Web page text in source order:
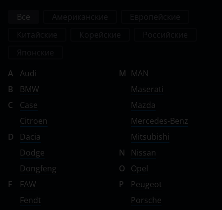
Все
A
Audi
B
BMW
C
Case
Citroen
D
Dacia
Dodge
Dongfeng
F
FAW
Fendt
M MAN
Maserati
Mazda
Mercedes-Benz
Mitsubishi
N
Nissan
O
Opel
P
Peugeot
Porsche